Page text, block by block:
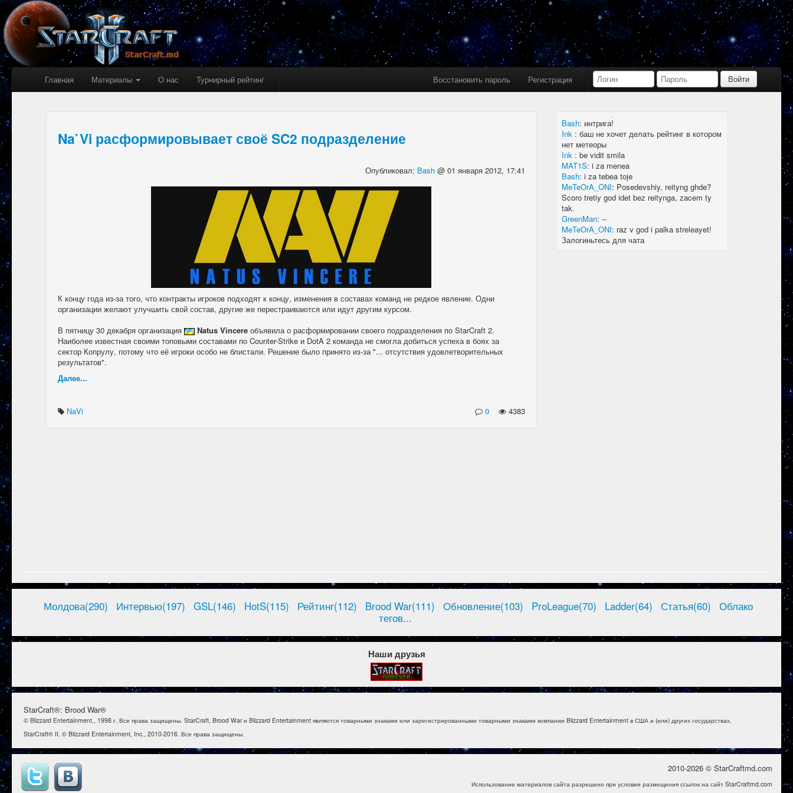
Главная Материалы О нас Турнирный рейтинг Восстановить пароль Регистрация
Na`Vi расформировывает своё SC2 подразделение
Опубликовал: Bash @ 01 января 2012, 17:41
К концу года из-за того, что контракты игроков подходят к концу, изменения в составах команд не редкое явление. Одни
организации желают улучшить свой состав, другие же перестраиваются или идут другим курсом.
В пятницу 30 декабря организация
Natus Vincere объявила о расформировании своего подразделения по StarCraft 2.
Наиболее известная своими топовыми составами по Counter-Strike и DotA 2 команда не смогла добиться успеха в боях за
сектор Копрулу, потому что её игроки особо не блистали. Решение было принято из-за "... отсутствия удовлетворительных
результатов".
Далее...
NaVi 0 4383
Bash : limboid, заходил бы в Дискорд не
пропустил бы.
Ink
limboid, сейчас как бы всё сообщество
в дискорде, там всегда инфа самая
актуальная
k7.Gladiator : yoyo
Ink:yoyo
MAT1S
гладиатор = бв нагибатор?
Ink:на 20 лей игратор
Bash: интрига!
Ink :баш не хочет делать рейтинг в котором
нет метеоры
Ink :be vidit smila
MAT1S:i za menea
Bash:i za tebea toje
MeTeOrA_ONI: Posedevshiy, reityng ghde?
Scoro tretiy god idet bez reitynga, zacem ty
tak.
GreenMan:--
MeTeOrA_ONI: raz v god i palka streleayet!
Залогиньтесь для чата
Молдова(290) Интервью(197) GSL(146) HotS(115) Рейтинг(112) Brood War(111) Обновление(103) ProLeague(70) Ladder(64) Статья(60)
Облако
тегов...
Наши друзья
StarCraft®: Brood War®
© Blizzard Entertainment., 1998 г. Все права защищены. StarCraft, Brood War и Blizzard Entertainment являются товарными знаками или зарегистрированными товарными знаками компании Blizzard Entertainment в США и (или) других государствах.
StarCraft® II. © Blizzard Entertainment, Inc., 2010-2016. Все права защищены.
2010-2026 © StarCraftmd.com
Использование материалов сайта разрешено при условии размещения ссылок на сайт StarCraftmd.com